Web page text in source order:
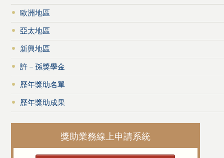
歐洲地區
亞太地區
新興地區
許－孫獎學金
歷年獎助名單
歷年獎助成果
獎助業務線上申請系統